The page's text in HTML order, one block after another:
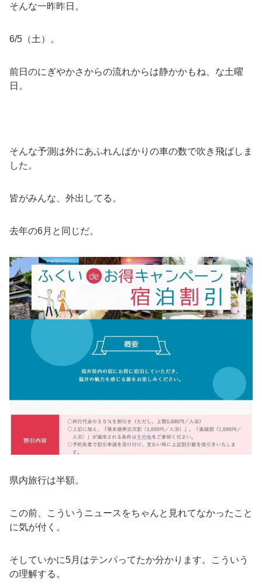
そんな一昨昨日。
6/5（土）。
前日のにぎやかさからの流れからは静かかもね、な土曜
日。
そんな予測は外にあふれんばかりの車の数で吹き飛ばしま
した。
皆がみんな、外出してる。
去年の6月と同じだ。
県内旅行は半額。
この前、こういうニュースをちゃんと見れてなかったこと
に気が付く。
そしていかに5月はテンパってたか分かります。こういう
の理解する。